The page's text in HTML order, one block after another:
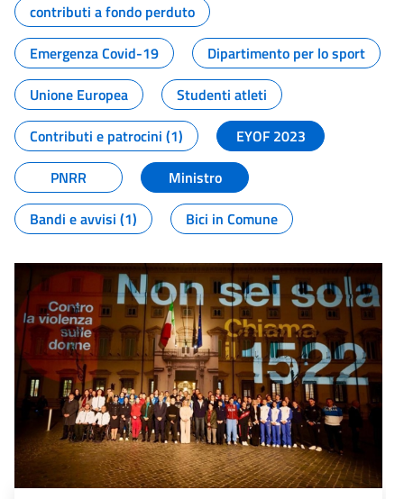
contributi a fondo perduto
Emergenza Covid-19
Dipartimento per lo sport
Unione Europea
Studenti atleti
Contributi e patrocini (1)
EYOF 2023
PNRR
Ministro
Bandi e avvisi (1)
Bici in Comune